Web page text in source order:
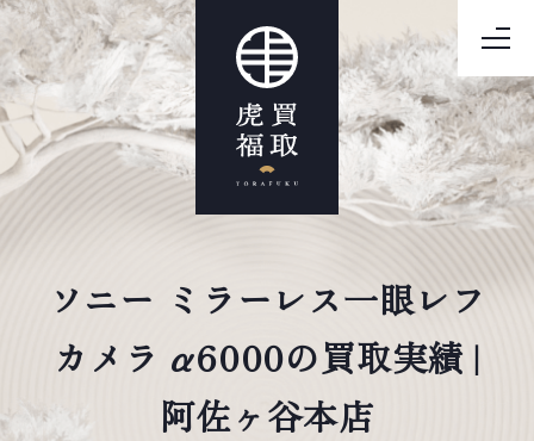
ソニー ミラーレス一眼レフ
カメラ α6000の買取実績 |
阿佐ヶ谷本店